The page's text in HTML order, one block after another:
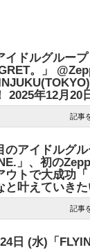
イドルグルー
。」
2025年12月20
記事
のアイドルグ
」、初の
ウトで大成功
と叶えていきた
記事
日 (水)「